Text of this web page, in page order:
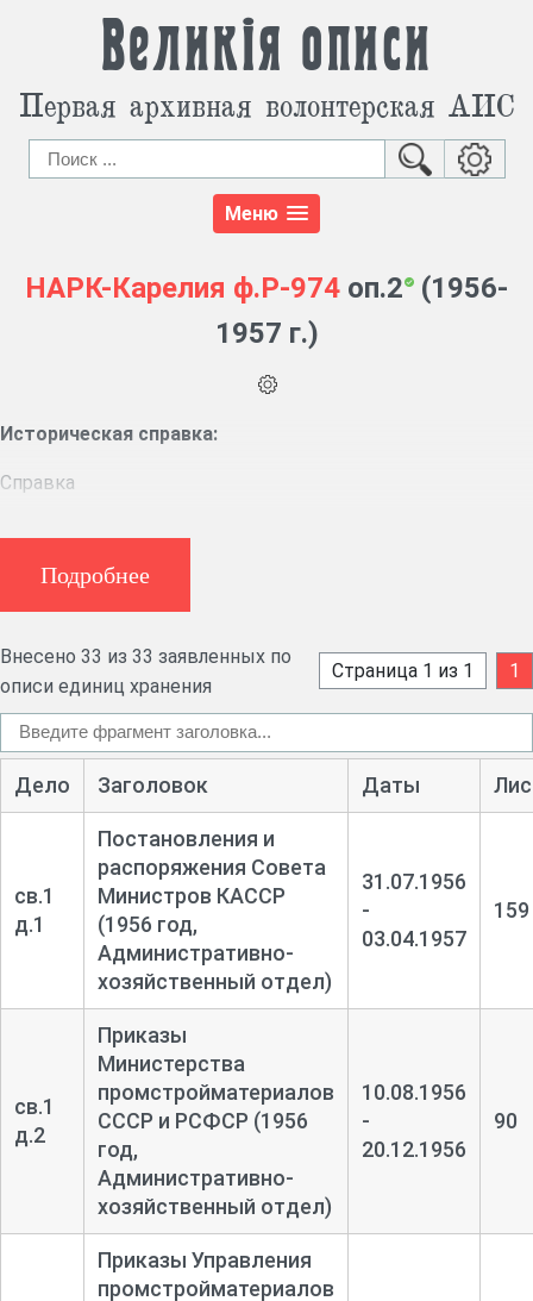
Великія описи
Первая архивная волонтерская АИС
Меню
НАРК-Карелия ф.Р-974 оп.2
(1956-
1957 г.)
Историческая справка:
Справка
сайте архива, в 2026 г. была выполнена работа по
Компьютерный набор осуществлен в рамках проекта
«Великія описи» при участии «Генеалогического общества
Карелии».
Пересистематизация дел не проводилась, сохранена
прежняя нумерация дел. В опись не включены выбывшие
дела, номера выбывших дел указаны в итоговых записях
к описи. Проведена техническая правка заголовков.
Главный архивист отдела НСА Соколов А. С.
Подробнее
Внесено 33 из 33 заявленных по
описи единиц хранения
Страница 1 из 1 1
Дело Заголовок Даты
св.1
д.1
Постановления и
распоряжения Совета
Министров КАССР
(1956 год,
Административно-
хозяйственный отдел)
31.07.1956
-
03.04.1957
159
св.1
д.2
Приказы
Министерства
промстройматериалов
СССР и РСФСР (1956
год,
Административно-
хозяйственный отдел)
10.08.1956
-
20.12.1956
90
Приказы Управления
промстройматериалов